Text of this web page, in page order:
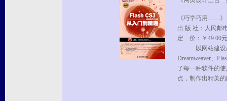
《巧学巧用……》
出 版 社：人民邮
定 价：￥49.00元
以网站建设基
Dreamweaver、
了每一种软件的
点，制作出精美